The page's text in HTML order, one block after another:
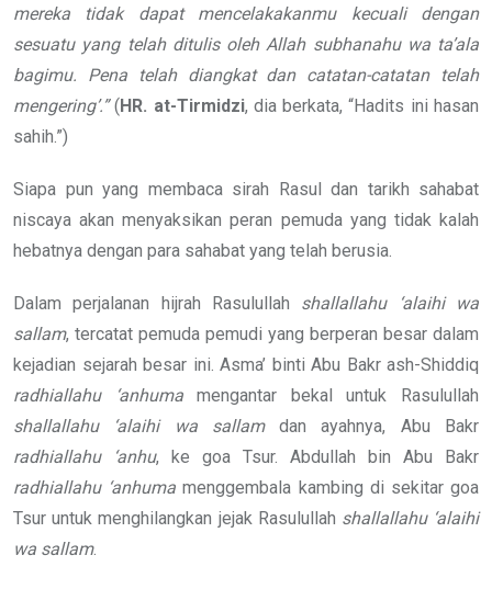
mereka tidak
dapat mencelakakanmu kecuali dengan
sesuatu yang telah ditulis oleh Allah subhanahu wa ta’ala
bagimu. Pena telah diangkat dan catatan-catatan telah
mengering’.”(HR. at-Tirmidzi, dia berkata, “Hadits ini hasan
sahih.”)
Siapa pun yang membaca sirah Rasul dan tarikh sahabat
niscaya akan menyaksikan peran pemuda yang tidak kalah
hebatnya dengan para sahabat yang telah berusia.
Dalam perjalanan hijrah Rasulullah shallallahu ‘alaihi wa
sallam, tercatat pemuda pemudi yang berperan besar dalam
kejadian sejarah besar ini. Asma’ binti Abu Bakr ash-Shiddiq
radhiallahu ‘anhumamengantar bekal untuk Rasulullah
shallallahu ‘alaihi wa sallamdan ayahnya, Abu Bakr
radhiallahu ‘anhu, ke goa Tsur. Abdullah bin Abu Bakr
radhiallahu ‘anhuma menggembala kambing di sekitar goa
Tsur untuk menghilangkan jejak Rasulullah shallallahu ‘alaihi
wa sallam.